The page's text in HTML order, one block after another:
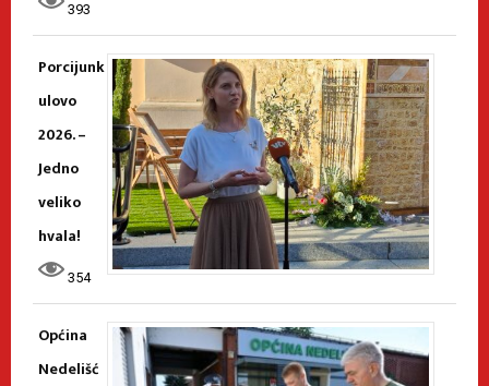
393
Porcijunk
ulovo
2026. –
Jedno
veliko
hvala!
354
Općina
Nedelišć